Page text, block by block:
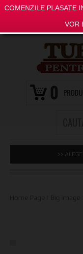
COMENZILE PLASATE
VOR
0
>>